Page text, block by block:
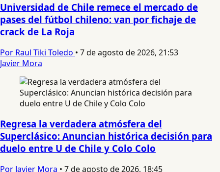
Universidad de Chile remece el mercado de
pases del fútbol chileno: van por fichaje de
crack de La Roja
Por Raul Tiki Toledo • 7 de agosto de 2026, 21:53
Javier Mora
Regresa la verdadera atmósfera del
Superclásico: Anuncian histórica decisión para
duelo entre U de Chile y Colo Colo
Por Javier Mora • 7 de agosto de 2026, 18:45